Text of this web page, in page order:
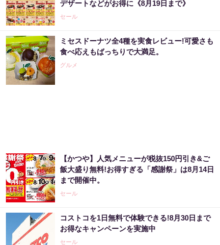
デザートなどがお得に《8月19日まで》
セール
ミセスドーナツ全4種を実食レビュー!可愛さも
食べ応えもばっちりで大満足。
グルメ
【かつや】人気メニューが税抜150円引き&ご
飯大盛り無料!お得すぎる「感謝祭」は8月14日
まで開催中。
セール
コストコを1日無料で体験できる!8月30日まで
お得なキャンペーンを実施中
セール